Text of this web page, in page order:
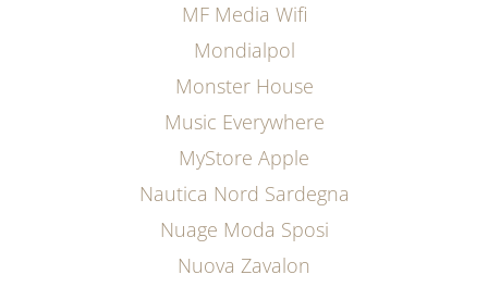
MF Media Wifi
Mondialpol
Monster House
Music Everywhere
MyStore Apple
Nautica Nord Sardegna
Nuage Moda Sposi
Nuova Zavalon